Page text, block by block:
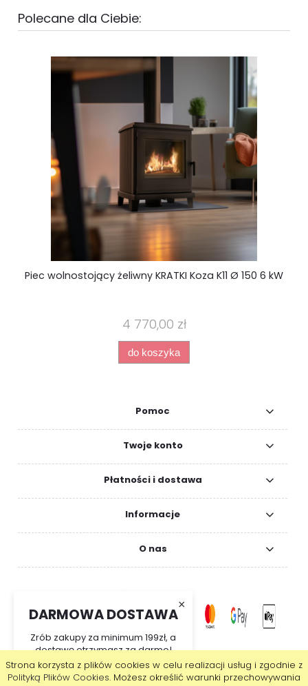
Strona korzysta z plików cookies w celu realizacji usług i zgodnie z
Polityką Plików Cookies. Możesz określić warunki przechowywania
Polecane dla Ciebie:
Piec wolnostojący żeliwny KRATKI Koza K11 Ø 150 6 kW
4 770,00 zł
do koszyka
×
DARMOWA DOSTAWA
Zrób zakupy za minimum 199zł, a
dostawę otrzymasz za darmo!
Pomoc
Twoje konto
Płatności i dostawa
Informacje
O nas
pokaż pełną wersję strony